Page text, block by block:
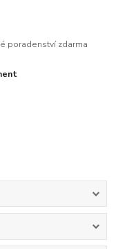
poradenství zdarma